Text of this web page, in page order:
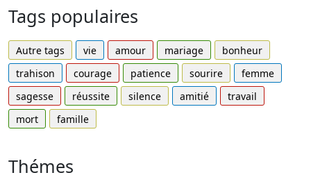
Tags populaires
Autre tags vie amour mariage
bonheur
trahison
courage patience sourire
femme
sagesse
réussite silence amitié
travail
mort
famille
Thémes